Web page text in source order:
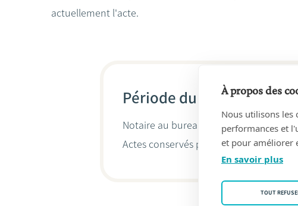
actuellement l'acte.
Période du 23/01/1968 au
Notaire au bureau FRANCOIS, Jacques
Actes conservés par
François Angenot
À propos des
Nous utilisons les
performances et
et pour améliorer
En savoir plus
TOUT